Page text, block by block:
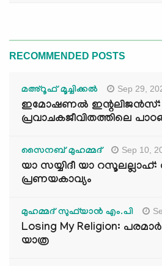
RECOMMENDED POSTS
മഅ്റൂഫ് മൂച്ചിക്കല്‍ Sep 29,
ഇമോഷണൽ ഇന്റലിജൻസ്:
പ്രവാചകജീവിതത്തിലെ
സൈനബ് മുഹമ്മദ് Sep 10,
യാ സയ്യിദീ യാ റസൂലല്ലാഹ്:
പ്രണയകാവ്യം
മുഹമ്മദ് സുഫ്‌യാൻ എം.പി
Losing My Religion:
യാത്ര